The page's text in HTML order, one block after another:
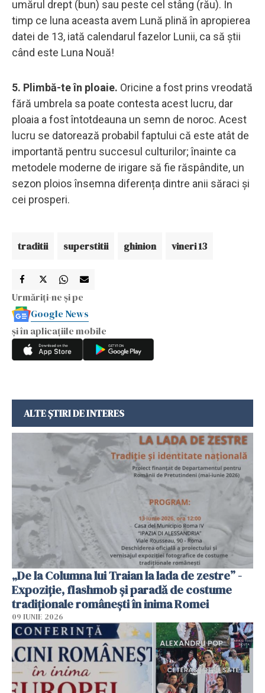
umărul drept (bun) sau peste cel stâng (rău). În
timp ce luna aceasta avem Lună plină în apropierea
datei de 13, iată calendarul fazelor Lunii, ca să știi
când este Luna Nouă!
5. Plimbă-te în ploaie. Oricine a fost prins vreodată
fără umbrela sa poate contesta acest lucru, dar
ploaia a fost întotdeauna un semn de noroc. Acest
lucru se datorează probabil faptului că este atât de
importantă pentru succesul culturilor; înainte ca
metodele moderne de irigare să fie răspândite, un
sezon ploios însemna diferența dintre anii săraci și
cei prosperi.
traditii superstitii ghinion vineri 13
Urmăriți-ne și pe
Google News
și în aplicațiile mobile
ALTE ȘTIRI DE INTERES
„De la Columna lui Traian la lada de zestre” -
Expoziție, flashmob și paradă de costume
tradiționale românești în inima Romei
09 IUNIE 2026